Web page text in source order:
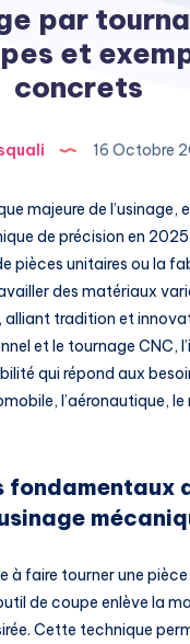
par
et
concrets
16 Octobre
majeure de l’usinage,
de précision en
pièces unitaires ou la
des matériaux
tradition et
et le tournage CNC,
qui répond aux
l’aéronautique,
fondamentaux
à faire tourner une
de coupe enlève la
Cette technique